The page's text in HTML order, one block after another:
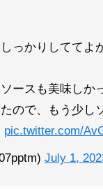
っかりしててよ
ースも美味しか
ので、もう少し
pic.twitter.com/
July 1,